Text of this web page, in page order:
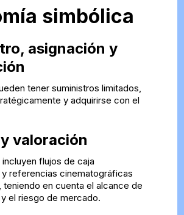
simbólica
asignación y
tener suministros limitados,
y adquirirse con el
valoración
flujos de caja
referencias cinematográficas
teniendo en cuenta el alcance de
el riesgo de mercado.